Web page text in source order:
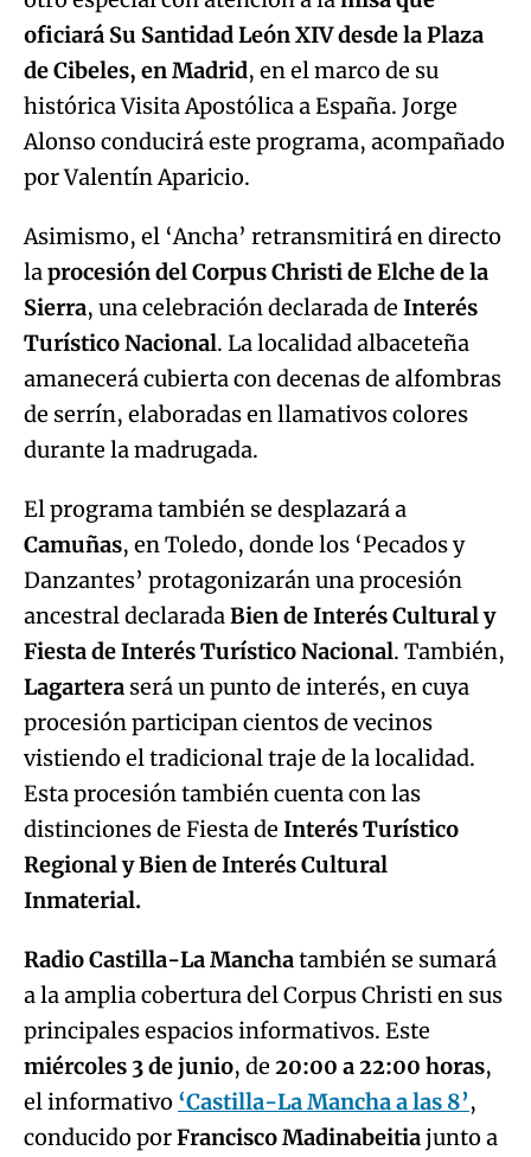
oficiará Su Santidad León XIV desde la Plaza
de Cibeles, en Madrid, en el marco de su
histórica Visita Apostólica a España. Jorge
Alonso conducirá este programa, acompañado
por Valentín Aparicio.
Asimismo, el ‘Ancha’ retransmitirá en directo
laprocesión del Corpus Christi de Elche de la
Sierra, una celebración declarada de Interés
Turístico Nacional. La localidad albaceteña
amanecerá cubierta con decenas de alfombras
de serrín, elaboradas en llamativos colores
durante la madrugada.
El programa también se desplazará a
Camuñas, en Toledo, donde los ‘Pecados y
Danzantes’ protagonizarán una procesión
ancestral declaradaBien de Interés Cultural y
Fiesta de Interés Turístico Nacional. También,
Lagartera será un punto de interés, en cuya
procesión participan cientos de vecinos
vistiendo el tradicional traje de la localidad.
Esta procesión también cuenta con las
distinciones de Fiesta de Interés Turístico
Regional y Bien de Interés Cultural
Inmaterial.
Radio Castilla-La Manchatambién se sumará
a la amplia cobertura del Corpus Christi en sus
principales espacios informativos. Este
miércoles 3 de junio, de 20:00 a 22:00 horas,
el informativo ‘Castilla-La Mancha a las 8’,
conducido porFrancisco Madinabeitiajunto a